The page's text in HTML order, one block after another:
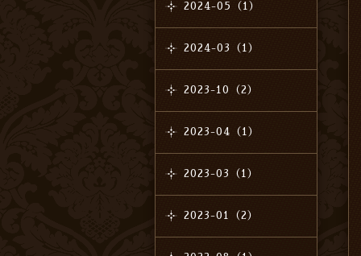
2024-05（1）
2024-03（1）
2023-10（2）
2023-04（1）
2023-03（1）
2023-01（2）